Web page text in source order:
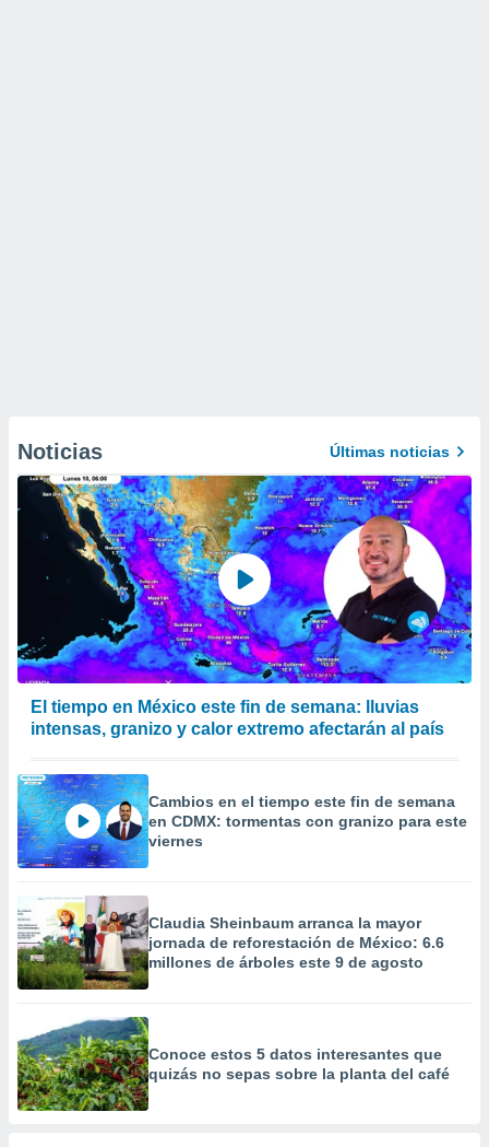
Noticias Últimas noticias
El tiempo en México este fin de semana: lluvias
intensas, granizo y calor extremo afectarán al país
Cambios en el tiempo este fin de semana
en CDMX: tormentas con granizo para este
viernes
Claudia Sheinbaum arranca la mayor
jornada de reforestación de México: 6.6
millones de árboles este 9 de agosto
Conoce estos 5 datos interesantes que
quizás no sepas sobre la planta del café